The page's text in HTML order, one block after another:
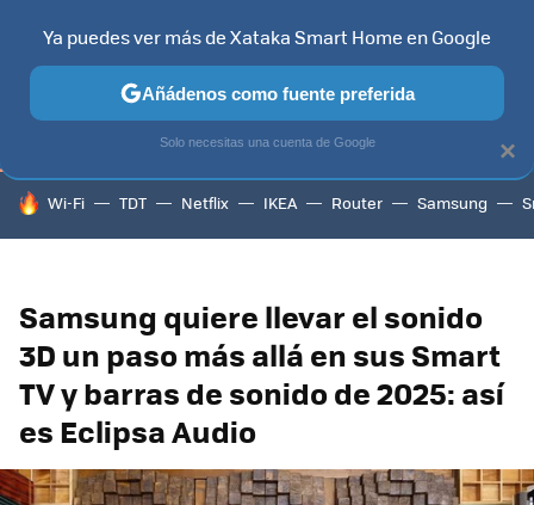
TELEVISORES CONTENIDOS SMART TV SELECCIÓN
HOY SE HABLA DE
Wi-Fi TDT Netflix IKEA Router Samsung
Samsung quiere llevar el sonido
3D un paso más allá en sus Smart
TV y barras de sonido de 2025: así
es Eclipsa Audio
×
Ya puedes ver más de Xataka Smart Home en Google
Añádenos como fuente preferida
Solo necesitas una cuenta de Google